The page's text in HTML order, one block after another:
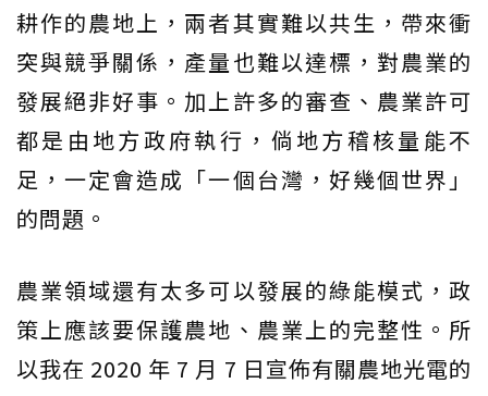
耕作的農地上，兩者其實難以共生，帶來衝
突與競爭關係，產量也難以達標，對農業的
發展絕非好事。加上許多的審查、農業許可
都是由地方政府執行，倘地方稽核量能不
足，一定會造成「一個台灣，好幾個世界」
的問題。
農業領域還有太多可以發展的綠能模式，政
策上應該要保護農地、農業上的完整性。所
以我在 2020 年 7 月 7 日宣佈有關農地光電的